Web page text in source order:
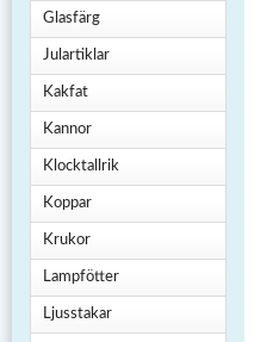
Glasfärg
Julartiklar
Kakfat
Kannor
Klocktallrik
Koppar
Krukor
Lampfötter
Ljusstakar